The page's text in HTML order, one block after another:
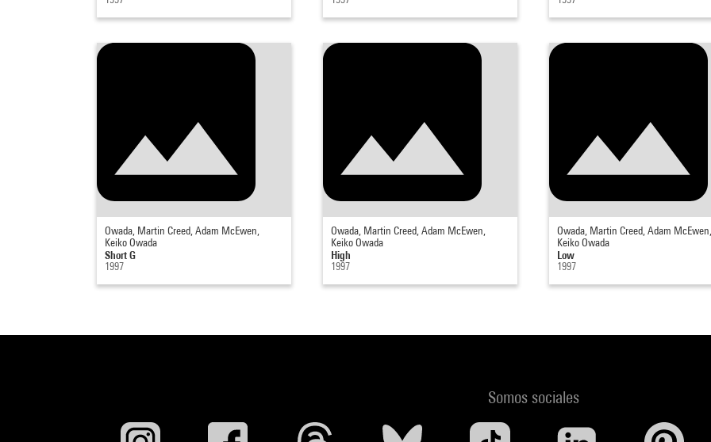
Owada, Martin Creed, Adam McEwen,
Keiko Owada
Short G
1997
Owada, Martin Creed, Adam McEwen,
Keiko Owada
High
1997
Owada, Martin Creed, Adam McEwen,
Keiko Owada
Low
1997
Somos sociales